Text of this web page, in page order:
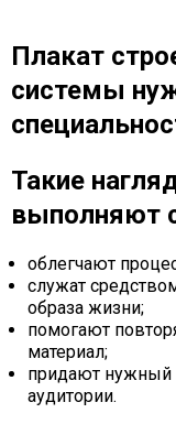
Плакат
системы
Такие
выполняют
облегчают
служат
образа жизни;
помогают
материал;
придают нужный
аудитории.